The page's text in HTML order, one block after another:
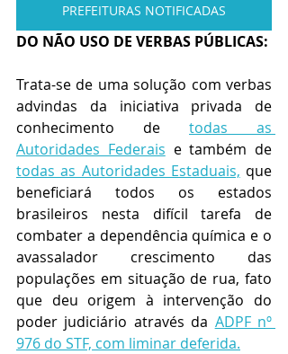
PREFEITURAS NOTIFICADAS
DO NÃO USO DE VERBAS PÚBLICAS:
Trata-se de uma solução com verbas
advindas da iniciativa privada de
conhecimento de todas as
Autoridades Federais
todas as Autoridades Estaduais, que
beneficiará todos os estados
brasileiros nesta difícil tarefa de
combater a dependência química e o
avassalador crescimento das
populações em situação de rua, fato
que deu origem à intervenção do
poder judiciário através da ADPF nº
976 do STF, com liminar deferida.